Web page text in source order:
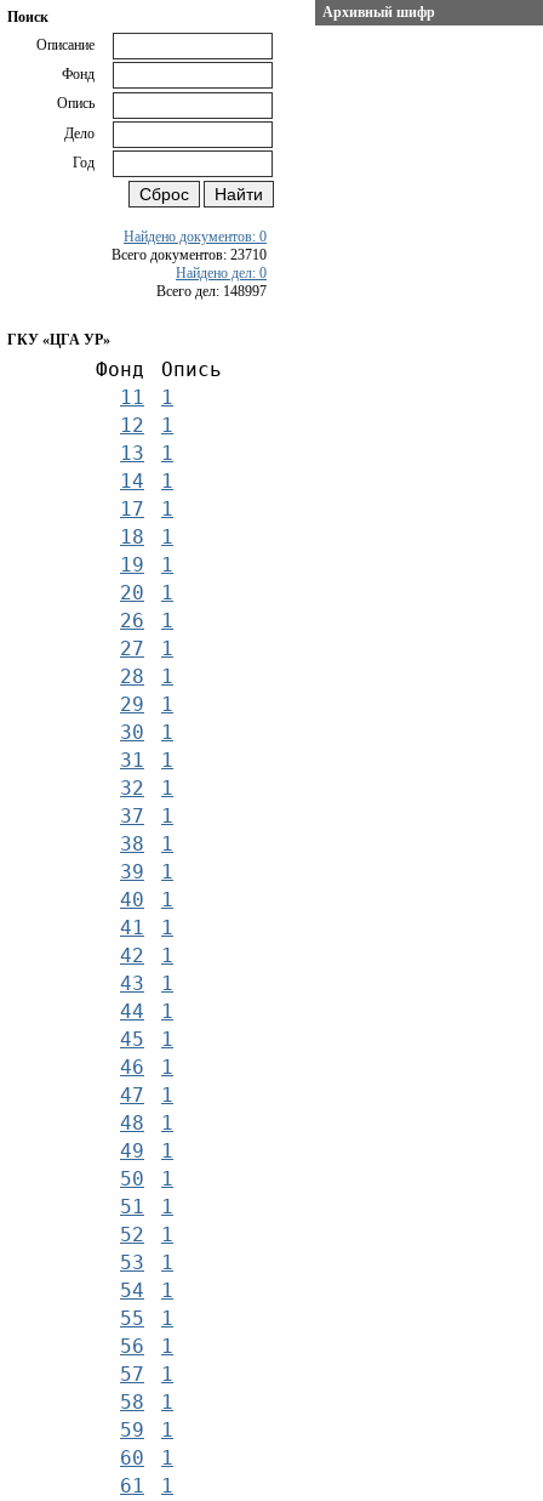
Поиск
Описание
Фонд
Опись
Дело
Год
Найдено документов: 0
Всего документов: 23710
Найдено дел: 0
Всего дел: 148997
ГКУ «ЦГА УР»
Фонд
Опись
11
1
12
1
13
1
14
1
17
1
18
1
19
1
20
1
26
1
27
1
28
1
29
1
30
1
31
1
32
1
37
1
38
1
39
1
40
1
41
1
42
1
43
1
44
1
45
1
46
1
47
1
48
1
49
1
50
1
51
1
52
1
53
1
54
1
55
1
56
1
57
1
58
1
59
1
60
1
61
1
Архивный шифр